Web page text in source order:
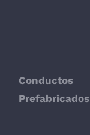
Conductos
Prefabricados